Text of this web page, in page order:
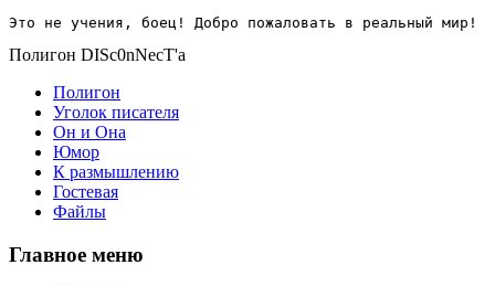
Это не учения, боец! Добро пожаловать в реальный мир!
Полигон DISc0nNecT'a
Полигон
Уголок писателя
Он и Она
Юмор
К размышлению
Гостевая
Файлы
Главное меню